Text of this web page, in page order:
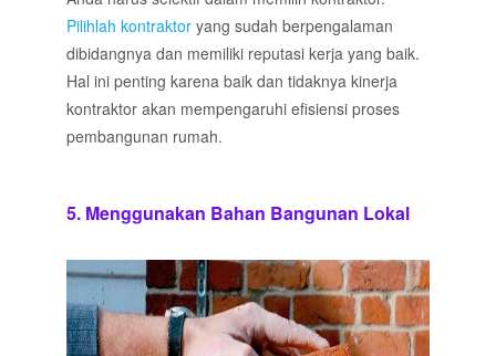
Pilihlah kontraktor yang sudah berpengalaman
dibidangnya dan memiliki reputasi kerja yang baik.
Hal ini penting karena baik dan tidaknya kinerja
kontraktor akan mempengaruhi efisiensi proses
pembangunan rumah.
5. Menggunakan Bahan Bangunan Lokal